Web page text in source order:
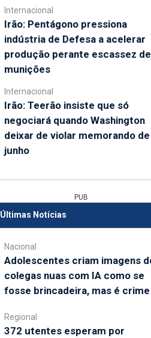
Internacional
Irão: Pentágono pressiona
indústria de Defesa a acelerar
produção perante escassez de
munições
Internacional
Irão: Teerão insiste que só
negociará quando Washington
deixar de violar memorando de
junho
PUB
Últimas Notícias
Nacional
Adolescentes criam imagens
colegas nuas com IA como se
fosse brincadeira, mas é crime
Regional
372 utentes esperam por